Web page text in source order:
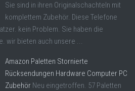
Sie sind in ihren Originalschachteln mit
komplettem Zubehör. Diese Telefone
kein Problem. Sie haben die
wir bieten auch unsere ...
Amazon Paletten Stornierte
Rücksendungen Hardware Computer PC
Zubehör Neu eingetroffen. 57 Paletten